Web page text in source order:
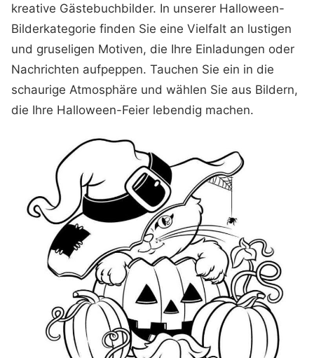
kreative Gästebuchbilder. In unserer Halloween-
Bilderkategorie finden Sie eine Vielfalt an lustigen
und gruseligen Motiven, die Ihre Einladungen oder
Nachrichten aufpeppen. Tauchen Sie ein in die
schaurige Atmosphäre und wählen Sie aus Bildern,
die Ihre Halloween-Feier lebendig machen.